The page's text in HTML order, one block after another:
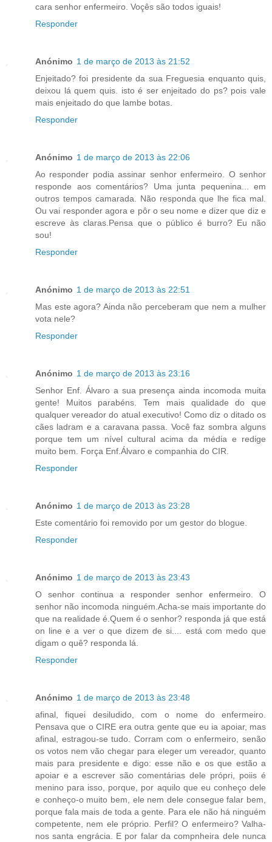
cara senhor enfermeiro. Voçês são todos iguais!
Responder
Anónimo 1 de março de 2013 às 21:52
Enjeitado? foi presidente da sua Freguesia enquanto quis,
deixou lá quem quis. isto é ser enjeitado do ps? pois vale
mais enjeitado do que lambe botas.
Responder
Anónimo 1 de março de 2013 às 22:06
Ao responder podia assinar senhor enfermeiro. O senhor
responde aos comentários? Uma junta pequenina... em
outros tempos camarada. Não responda que lhe fica mal.
Ou vai responder agora e pôr o seu nome e dizer que diz e
escreve às claras.Pensa que o público é burro? Eu não
sou!
Responder
Anónimo 1 de março de 2013 às 22:51
Mas este agora? Ainda não perceberam que nem a mulher
vota nele?
Responder
Anónimo 1 de março de 2013 às 23:16
Senhor Enf. Álvaro a sua presença ainda incomoda muita
gente! Muitos parabéns. Tem mais qualidade do que
qualquer vereador do atual executivo! Como diz o ditado os
cães ladram e a caravana passa. Você faz sombra alguns
porque tem um nível cultural acima da média e redige
muito bem. Força Enf.Álvaro e companhia do CIR.
Responder
Anónimo 1 de março de 2013 às 23:28
Este comentário foi removido por um gestor do blogue.
Responder
Anónimo 1 de março de 2013 às 23:43
O senhor continua a responder senhor enfermeiro. O
senhor não incomoda ninguém.Acha-se mais importante do
que na realidade é.Quem é o senhor? responda já que está
on line e a ver o que dizem de si.... está com medo que
digam o quê? responda lá.
Responder
Anónimo 1 de março de 2013 às 23:48
afinal, fiquei desiludido, com o nome do enfermeiro.
Pensava que o CIRE era outra gente que eu ia apoiar, mas
afinal, estragou-se tudo. Corram com o enfermeiro, senão
os votos nem vão chegar para eleger um vereador, quanto
mais para presidente e digo: esse não e os que estão a
apoiar e a escrever são comentárias dele própri, poiis é
menino para isso, porque, por aquilo que eu conheço dele
e conheço-o muito bem, ele nem dele consegue falar bem,
porque fala mais de toda a gente. Para ele não há ninguém
competente, nem ele próprio. Perfil? O enfermeiro? Valha-
nos santa engrácia. E por falar da compnheira dele nunca